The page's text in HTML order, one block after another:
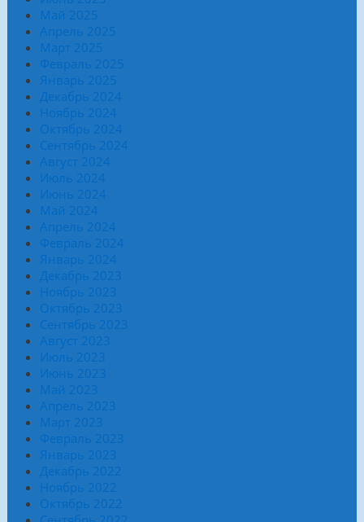
Май 2025
Апрель 2025
Март 2025
Февраль 2025
Январь 2025
Декабрь 2024
Ноябрь 2024
Октябрь 2024
Сентябрь 2024
Август 2024
Июль 2024
Июнь 2024
Май 2024
Апрель 2024
Февраль 2024
Январь 2024
Декабрь 2023
Ноябрь 2023
Октябрь 2023
Сентябрь 2023
Август 2023
Июль 2023
Июнь 2023
Май 2023
Апрель 2023
Март 2023
Февраль 2023
Январь 2023
Декабрь 2022
Ноябрь 2022
Октябрь 2022